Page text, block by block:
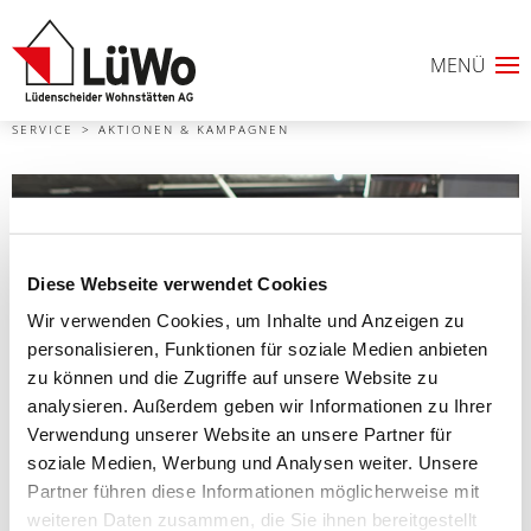
Diese Webseite verwendet Cookies
Wir verwenden Cookies, um Inhalte und Anzeigen zu
personalisieren, Funktionen für soziale Medien anbieten
zu können und die Zugriffe auf unsere Website zu
analysieren. Außerdem geben wir Informationen zu Ihrer
Verwendung unserer Website an unsere Partner für
soziale Medien, Werbung und Analysen weiter. Unsere
Partner führen diese Informationen möglicherweise mit
weiteren Daten zusammen, die Sie ihnen bereitgestellt
SERVICE AKTIONEN & KAMPAGNEN
0
ANFRAGELISTE